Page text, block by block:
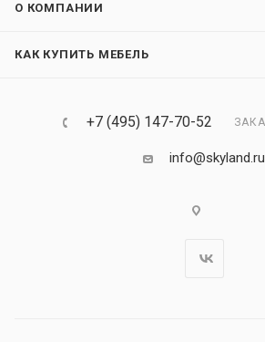
О КОМПАНИИ
КАК КУПИТЬ МЕБЕЛЬ
+7 (495) 147-70-52
info@skyland.ru